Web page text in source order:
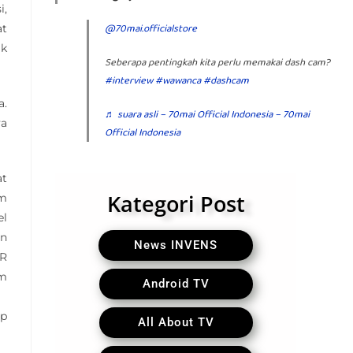
@70mai.officialstore
Seberapa pentingkah kita perlu memakai dash cam?
#interview#wawanca#dashcam
♬ suara asli – 70mai Official Indonesia – 70mai
Official Indonesia
Kategori Post
News INVENS
Android TV
All About TV